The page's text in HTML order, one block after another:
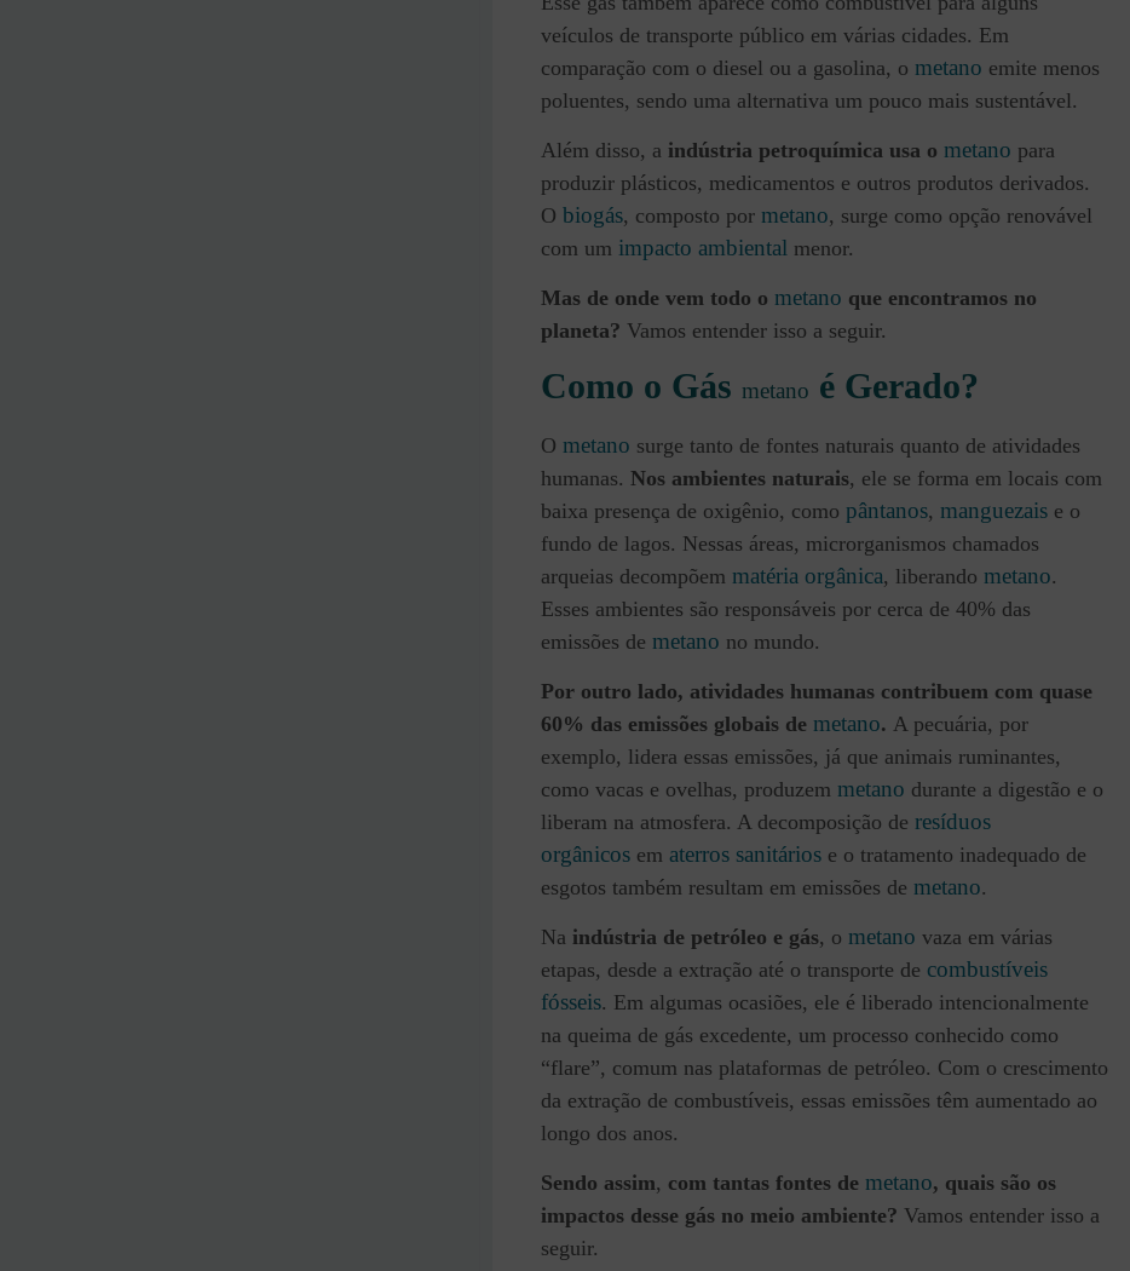
veículos de transporte público em várias cidades. Em
comparação com o diesel ou a gasolina, o metano emite menos
poluentes, sendo uma alternativa um pouco mais sustentável.
Além disso, a indústria petroquímica usa o metano para
produzir plásticos, medicamentos e outros produtos derivados.
O biogás, composto por metano, surge como opção renovável
com um impacto ambiental menor.
Mas de onde vem todo o metano que encontramos no
planeta? Vamos entender isso a seguir.
Como o Gás metano é Gerado?
O metano surge tanto de fontes naturais quanto de atividades
humanas. Nos ambientes naturais, ele se forma em locais com
baixa presença de oxigênio, como pântanos, manguezais e o
fundo de lagos. Nessas áreas, microrganismos chamados
arqueias decompõem matéria orgânica, liberando metano.
Esses ambientes são responsáveis por cerca de 40% das
emissões de metano no mundo.
Por outro lado, atividades humanas contribuem com quase
60% das emissões globais de metano. A pecuária, por
exemplo, lidera essas emissões, já que animais ruminantes,
como vacas e ovelhas, produzem metano durante a digestão e o
liberam na atmosfera. A decomposição de resíduos
orgânicos em aterros sanitários e o tratamento inadequado de
esgotos também resultam em emissões de metano.
Na indústria de petróleo e gás, o metano vaza em várias
etapas, desde a extração até o transporte de combustíveis
fósseis. Em algumas ocasiões, ele é liberado intencionalmente
na queima de gás excedente, um processo conhecido como
“flare”, comum nas plataformas de petróleo. Com o crescimento
da extração de combustíveis, essas emissões têm aumentado ao
longo dos anos.
Sendo assim, com tantas fontes de metano, quais são os
impactos desse gás no meio ambiente? Vamos entender isso a
seguir.